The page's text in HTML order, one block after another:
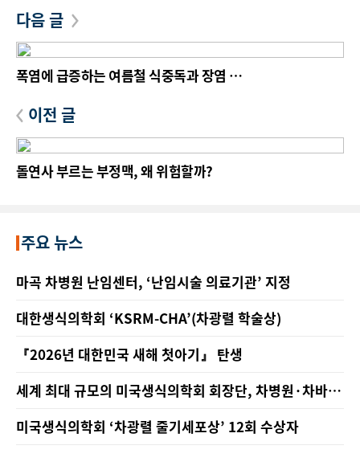
다음 글
폭염에 급증하는 여름철 식중독과 장염
이전 글
돌연사 부르는 부정맥, 왜 위험할까?
주요 뉴스
마곡 차병원 난임센터, ‘난임시술 의료기관’ 지정
대한생식의학회 ‘KSRM-CHA’(차광렬 학술상)
『2026년 대한민국 새해 첫아기』 탄생
세계 최대 규모의 미국생식의학회 회장단, 차병원·차바이
미국생식의학회 ‘차광렬 줄기세포상’ 12회 수상자